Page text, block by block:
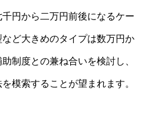
円から二万円前後になるケー
ど大きめのタイプは数万円か
制度との兼ね合いを検討し、
模索することが望まれます。